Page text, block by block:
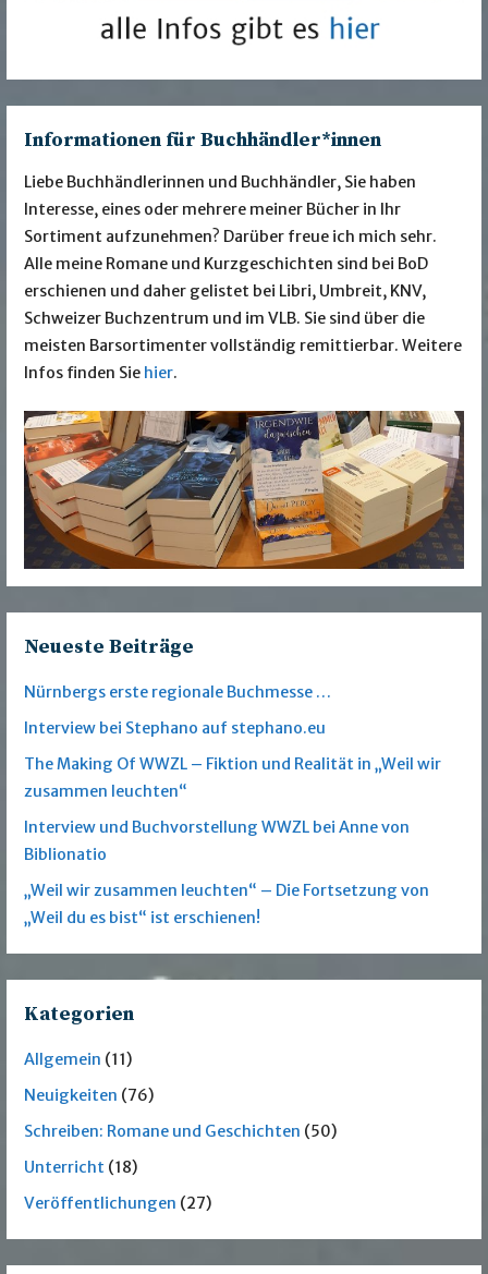
Informationen für Buchhändler*innen
Liebe Buchhändlerinnen und Buchhändler, Sie haben
Interesse, eines oder mehrere meiner Bücher in Ihr
Sortiment aufzunehmen? Darüber freue ich mich sehr.
Alle meine Romane und Kurzgeschichten sind bei BoD
erschienen und daher gelistet bei Libri, Umbreit, KNV,
Schweizer Buchzentrum und im VLB. Sie sind über die
meisten Barsortimenter vollständig remittierbar. Weitere
Infos finden Sie hier.
Neueste Beiträge
Nürnbergs erste regionale Buchmesse …
Interview bei Stephano auf stephano.eu
The Making Of WWZL – Fiktion und Realität in „Weil wir
zusammen leuchten“
Interview und Buchvorstellung WWZL bei Anne von
Biblionatio
„Weil wir zusammen leuchten“ – Die Fortsetzung von
„Weil du es bist“ ist erschienen!
Kategorien
Allgemein (11)
Neuigkeiten (76)
Schreiben: Romane und Geschichten (50)
Unterricht (18)
Veröffentlichungen (27)